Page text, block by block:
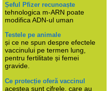
Șeful Pfizer recunoaște
tehnologica m-ARN poate
modifica ADN-ul uman
Testele pe animale
și ce ne spun despre efectele
vaccinului pe termen lung,
pentru fertilitate și femei
gravide.
Ce protecție oferă vaccinul
acestea sunt cifrele, care au